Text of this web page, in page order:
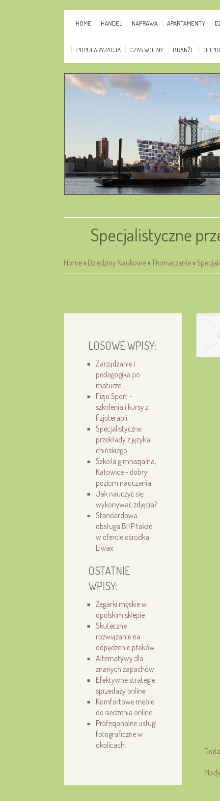
HOME HANDEL NAPRAWA APARTAMENTY
POPULARYZACJA CZAS WOLNY BRANŻE
Specjalistyczne
Home» Dziedziny Naukowe»Tłumaczenia »
LOSOWE WPISY:
Zarządzanie i
pedagogika po
maturze
Fizjo Sport -
szkolenia i kursy z
fizjoterapii.
Specjalistyczne
przekłady z języka
chińskiego
Szkoła gimnazjalna,
Katowice - dobry
poziom nauczania
Jak nauczyć się
wykonywać zdjęcia?
Standardowa
obsługa BHP także
w ofercie ośrodka
Liwax
OSTATNIE
WPISY:
Zegarki męskie w
opolskim sklepie
Skuteczne
rozwiązanie na
odpędzenie ptaków
Alternatywy dla
znanych zapachów
Efektywne strategie
sprzedaży online.
Komfortowe meble
do siedzenia online
Profesjonalne usługi
fotograficzne w
okolicach.